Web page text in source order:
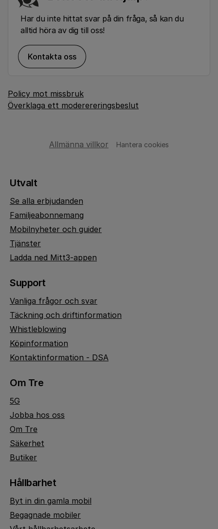
Har du inte hittat svar på din fråga, så kan du
alltid höra av dig till oss!
Kontakta oss
Policy mot missbruk
Överklaga ett moderereringsbeslut
Allmänna villkor Hantera cookies
Utvalt
Se alla erbjudanden
Familjeabonnemang
Mobilnyheter och guider
Tjänster
Ladda ned Mitt3-appen
Support
Vanliga frågor och svar
Täckning och driftinformation
Whistleblowing
Köpinformation
Kontaktinformation - DSA
Om Tre
5G
Jobba hos oss
Om Tre
Säkerhet
Butiker
Hållbarhet
Byt in din gamla mobil
Begagnade mobiler